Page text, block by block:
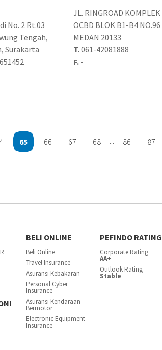
No. 2 Rt.03
Tengah,
Surakarta
JL. RINGROAD KOMPLEK
OCBD BLOK B1-B4 NO.96
MEDAN 20133
T.061-42081888
F. -
65 66 67 68 ... 86 87
BELI ONLINE
Beli Online
Travel Insurance
Asuransi Kebakaran
Personal Cyber
Insurance
Asuransi Kendaraan
Bermotor
Electronic Equipment
Insurance
PEFINDO RATING
Corporate Rating
AA+
Outlook Rating
Stable